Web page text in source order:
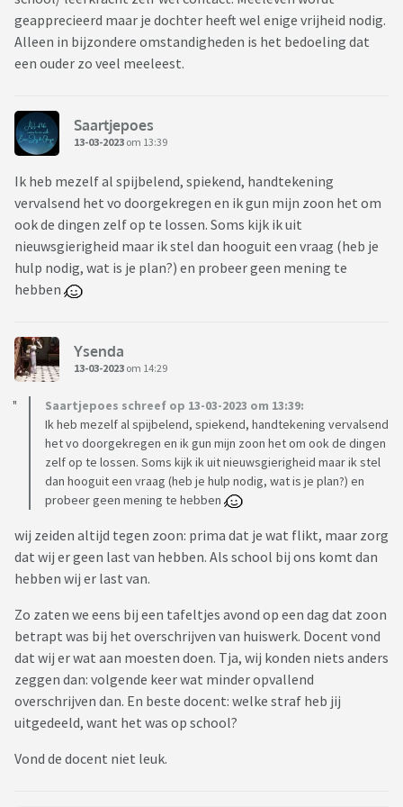
geapprecieerd maar je dochter heeft wel enige vrijheid nodig.
Alleen in bijzondere omstandigheden is het bedoeling dat
een ouder zo veel meeleest.
Saartjepoes
13-03-2023 om 13:39
Ik heb mezelf al spijbelend, spiekend, handtekening
vervalsend het vo doorgekregen en ik gun mijn zoon het om
ook de dingen zelf op te lossen. Soms kijk ik uit
nieuwsgierigheid maar ik stel dan hooguit een vraag (heb je
hulp nodig, wat is je plan?) en probeer geen mening te
hebben
Ysenda
13-03-2023 om 14:29
Saartjepoes schreef op 13-03-2023 om 13:39:
Ik heb mezelf al spijbelend, spiekend, handtekening vervalsend
het vo doorgekregen en ik gun mijn zoon het om ook de dingen
zelf op te lossen. Soms kijk ik uit nieuwsgierigheid maar ik stel
dan hooguit een vraag (heb je hulp nodig, wat is je plan?) en
probeer geen mening te hebben
wij zeiden altijd tegen zoon: prima dat je wat flikt, maar zorg
dat wij er geen last van hebben. Als school bij ons komt dan
hebben wij er last van.
Zo zaten we eens bij een tafeltjes avond op een dag dat zoon
betrapt was bij het overschrijven van huiswerk. Docent vond
dat wij er wat aan moesten doen. Tja, wij konden niets anders
zeggen dan: volgende keer wat minder opvallend
overschrijven dan. En beste docent: welke straf heb jij
uitgedeeld, want het was op school?
Vond de docent niet leuk.